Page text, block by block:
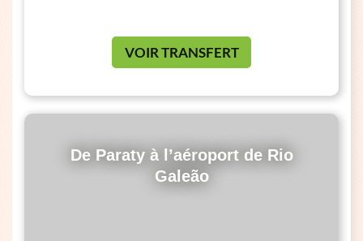
VOIR TRANSFERT
De Paraty à l’aéroport de Rio
Galeão